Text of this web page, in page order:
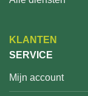
KLANTEN
SERVICE
Mijn account